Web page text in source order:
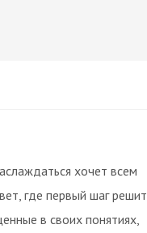
хочет всем
где первый шаг решит
в своих понятиях,